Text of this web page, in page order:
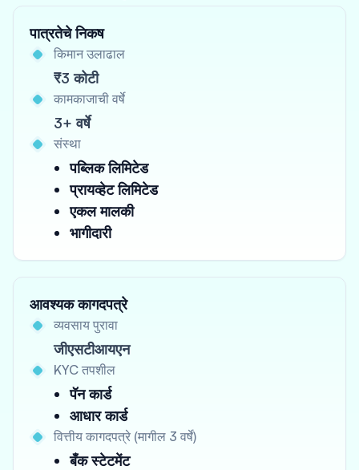
पात्रतेचे निकष
किमान उलाढाल
₹3 कोटी
कामकाजाची वर्षे
3+ वर्षे
संस्था
पब्लिक लिमिटेड
प्रायव्हेट लिमिटेड
एकल मालकी
भागीदारी
आवश्यक कागदपत्रे
व्यवसाय पुरावा
जीएसटीआयएन
KYC तपशील
पॅन कार्ड
आधार कार्ड
वित्तीय कागदपत्रे (मागील 3 वर्षे)
बँक स्टेटमेंट